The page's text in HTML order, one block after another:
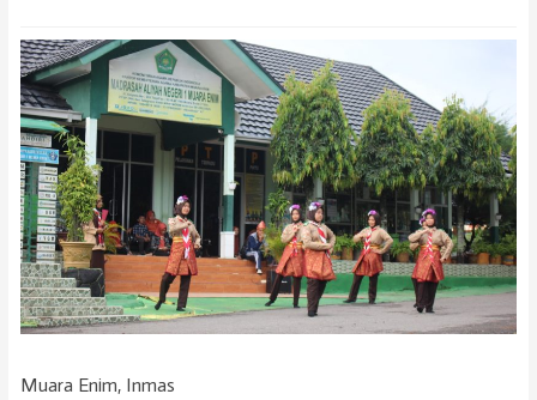
Muara Enim, Inmas